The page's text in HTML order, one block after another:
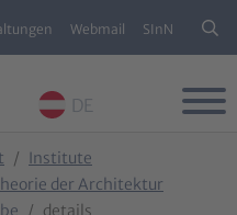
Webmail SInN
DE
Institute
der Architektur
details